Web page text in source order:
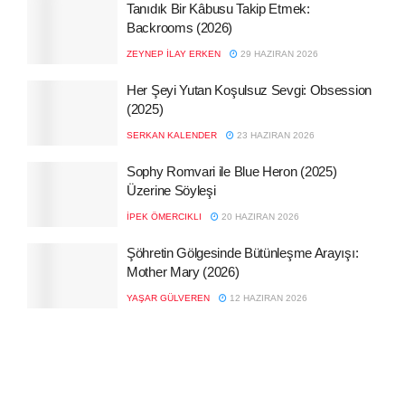
Tanıdık Bir Kâbusu Takip Etmek:
Backrooms (2026)
ZEYNEP İLAY ERKEN 29 HAZIRAN 2026
Her Şeyi Yutan Koşulsuz Sevgi: Obsession
(2025)
SERKAN KALENDER 23 HAZIRAN 2026
Sophy Romvari ile Blue Heron (2025)
Üzerine Söyleşi
İPEK ÖMERCIKLI 20 HAZIRAN 2026
Şöhretin Gölgesinde Bütünleşme Arayışı:
Mother Mary (2026)
YAŞAR GÜLVEREN 12 HAZIRAN 2026